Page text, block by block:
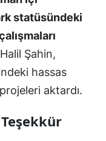
statüsündeki
Şahin,
hassas
aktardı.